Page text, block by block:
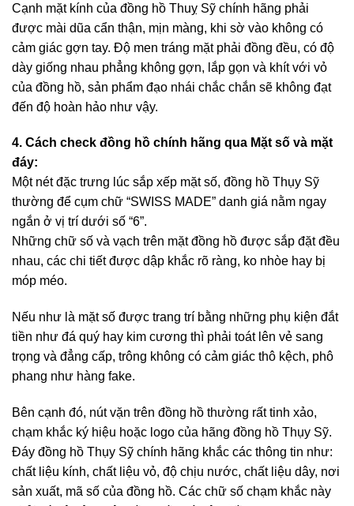
Cạnh mặt kính của đồng hồ Thuỵ Sỹ chính hãng phải
được mài dũa cẩn thận, mịn màng, khi sờ vào không có
cảm giác gợn tay. Độ men tráng mặt phải đồng đều, có độ
dày giống nhau phẳng không gợn, lắp gọn và khít với vỏ
của đồng hồ, sản phẩm đạo nhái chắc chắn sẽ không đạt
đến độ hoàn hảo như vậy.
4. Cách check đồng hồ chính hãng qua Mặt số và mặt
đáy:
Một nét đặc trưng lúc sắp xếp mặt số, đồng hồ Thụy Sỹ
thường để cụm chữ “SWISS MADE” danh giá nằm ngay
ngắn ở vị trí dưới số “6”.
Những chữ số và vạch trên mặt đồng hồ được sắp đặt đều
nhau, các chi tiết được dập khắc rõ ràng, ko nhòe hay bị
móp méo.
Nếu như là mặt số được trang trí bằng những phụ kiện đắt
tiền như đá quý hay kim cương thì phải toát lên vẻ sang
trọng và đẳng cấp, trông không có cảm giác thô kệch, phô
phang như hàng fake.
Bên cạnh đó, nút vặn trên đồng hồ thường rất tinh xảo,
chạm khắc ký hiệu hoặc logo của hãng đồng hồ Thụy Sỹ.
Đáy đồng hồ Thụy Sỹ chính hãng khắc các thông tin như:
chất liệu kính, chất liệu vỏ, độ chịu nước, chất liệu dây, nơi
sản xuất, mã số của đồng hồ. Các chữ số chạm khắc này